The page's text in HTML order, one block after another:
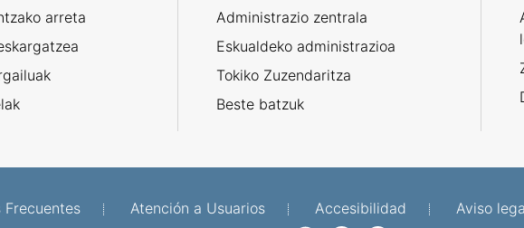
arreta
Administrazio zentrala
Eskualdeko administrazioa
Tokiko Zuzendaritza
Beste batzuk
Frecuentes Atención a Usuarios Accesibilidad Aviso